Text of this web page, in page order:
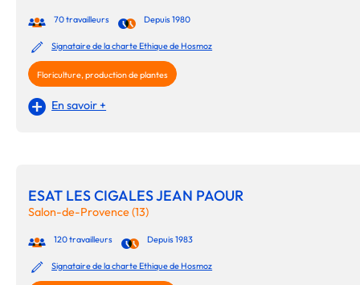
70 travailleurs Depuis 1980
Signataire de la charte Ethique de Hosmoz
Floriculture, production de plantes
En savoir +
ESAT LES CIGALES JEAN PAOUR
Salon-de-Provence (13)
120 travailleurs Depuis 1983
Signataire de la charte Ethique de Hosmoz